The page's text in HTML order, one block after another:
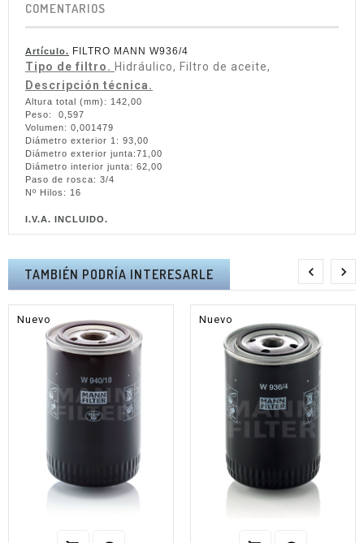
COMENTARIOS
Artículo. FILTRO MANN W936/4
Tipo de filtro. Hidráulico, Filtro de aceite,
Descripción técnica.
Altura total (mm): 142,00
Peso: 0,597
Volumen: 0,001479
Diámetro exterior 1: 93,00
Diámetro exterior junta:71,00
Diámetro interior junta: 62,00
Paso de rosca: 3/4
Nº Hilos: 16
I.V.A. INCLUIDO.
TAMBIÉN PODRÍA INTERESARLE
Nuevo Nuevo
 